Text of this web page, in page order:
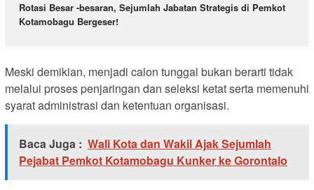
Rotasi Besar -besaran, Sejumlah Jabatan Strategis di Pemkot
Kotamobagu Bergeser!
Meski demikian, menjadi calon tunggal bukan berarti tidak
melalui proses penjaringan dan seleksi ketat serta memenuhi
syarat administrasi dan ketentuan organisasi.
Baca Juga : Wali Kota dan Wakil Ajak Sejumlah
Pejabat Pemkot Kotamobagu Kunker ke Gorontalo